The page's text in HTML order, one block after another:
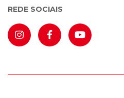
REDE SOCIAIS